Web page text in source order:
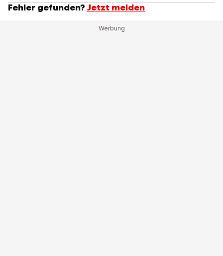
Fehler gefunden? Jetzt melden